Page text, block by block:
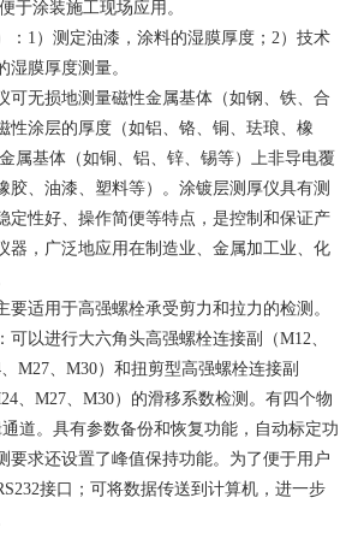
于涂装施工现场应用。
：1）测定油漆，涂料的湿膜厚度；2）技术
湿膜厚度测量。
可无损地测量磁性金属基体（如钢、铁、合
性涂层的厚度（如铝、铬、铜、珐琅、橡
属基体（如铜、铝、锌、锡等）上非导电覆
胶、油漆、塑料等）。涂镀层测厚仪具有测
定性好、操作简便等特点，是控制和保证产
器，广泛地应用在制造业、金属加工业、化
要适用于高强螺栓承受剪力和拉力的检测。
可以进行大六角头高强螺栓连接副（M12、
M27、M30）和扭剪型高强螺栓连接副
、M27、M30）的滑移系数检测。有四个物
道。具有参数备份和恢复功能，自动标定功
要求还设置了峰值保持功能。为了便于用户
接口；可将数据传送到计算机，进一步